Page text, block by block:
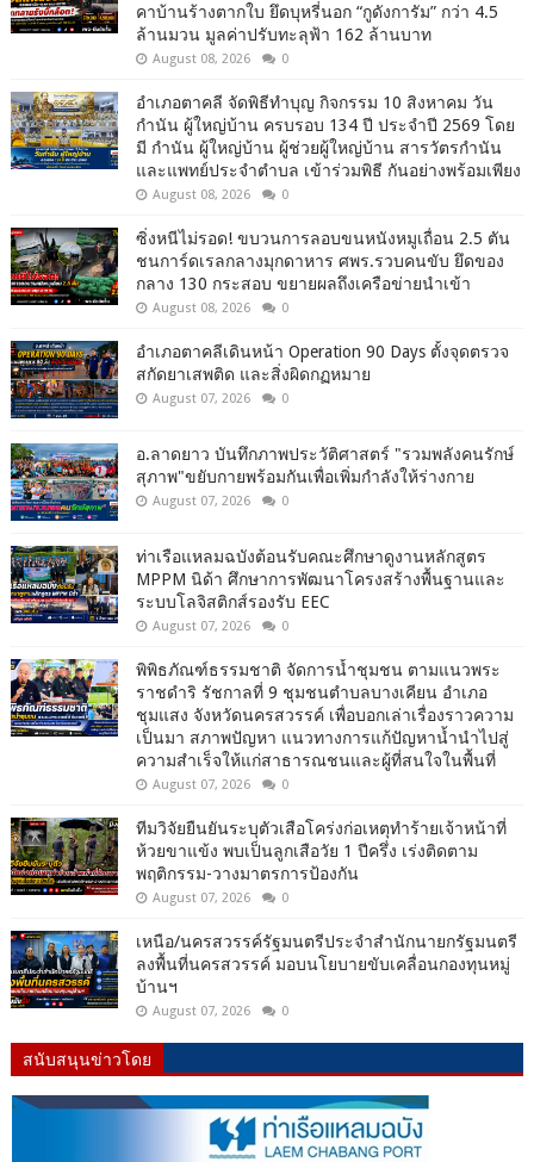
คาบ้านร้างตากใบ ยึดบุหรี่นอก “กูดังการัม” กว่า 4.5
ล้านมวน มูลค่าปรับทะลุฟ้า 162 ล้านบาท
August 08, 2026 0
อำเภอตาคลี จัดพิธีทำบุญ กิจกรรม 10 สิงหาคม วัน
กำนัน ผู้ใหญ่บ้าน ครบรอบ 134 ปี ประจำปี 2569 โดย
มี กำนัน ผู้ใหญ่บ้าน ผู้ช่วยผู้ใหญ่บ้าน สารวัตรกำนัน
และแพทย์ประจำตำบล เข้าร่วมพิธี กันอย่างพร้อมเพียง
August 08, 2026 0
ซิ่งหนีไม่รอด! ขบวนการลอบขนหนังหมูเถื่อน 2.5 ตัน
ชนการ์ดเรลกลางมุกดาหาร ศพร.รวบคนขับ ยึดของ
กลาง 130 กระสอบ ขยายผลถึงเครือข่ายนำเข้า
August 08, 2026 0
อำเภอตาคลีเดินหน้า Operation 90 Days ตั้งจุดตรวจ
สกัดยาเสพติด และสิ่งผิดกฏหมาย
August 07, 2026 0
อ.ลาดยาว บันทึกภาพประวัติศาสตร์ "รวมพลังคนรักษ์
สุภาพ"ขยับกายพร้อมกันเพื่อเพิ่มกำลังให้ร่างกาย
August 07, 2026 0
ท่าเรือแหลมฉบังต้อนรับคณะศึกษาดูงานหลักสูตร
MPPM นิด้า ศึกษาการพัฒนาโครงสร้างพื้นฐานและ
ระบบโลจิสติกส์รองรับ EEC
August 07, 2026 0
พิพิธภัณฑ์ธรรมชาติ จัดการน้ำชุมชน ตามแนวพระ
ราชดำริ รัชกาลที่ 9 ชุมชนตำบลบางเคียน อำเภอ
ชุมแสง จังหวัดนครสวรรค์ เพื่อบอกเล่าเรื่องราวความ
เป็นมา สภาพปัญหา แนวทางการแก้ปัญหาน้ำนำไปสู่
ความสำเร็จให้แก่สาธารณชนและผู้ที่สนใจในพื้นที่
August 07, 2026 0
ทีมวิจัยยืนยันระบุตัวเสือโคร่งก่อเหตุทำร้ายเจ้าหน้าที่
ห้วยขาแข้ง พบเป็นลูกเสือวัย 1 ปีครึ่ง เร่งติดตาม
พฤติกรรม-วางมาตรการป้องกัน
August 07, 2026 0
เหนือ/นครสวรรค์รัฐมนตรีประจำสำนักนายกรัฐมนตรี
ลงพื้นที่นครสวรรค์ มอบนโยบายขับเคลื่อนกองทุนหมู่
บ้านฯ
August 07, 2026 0
สนับสนุนข่าวโดย